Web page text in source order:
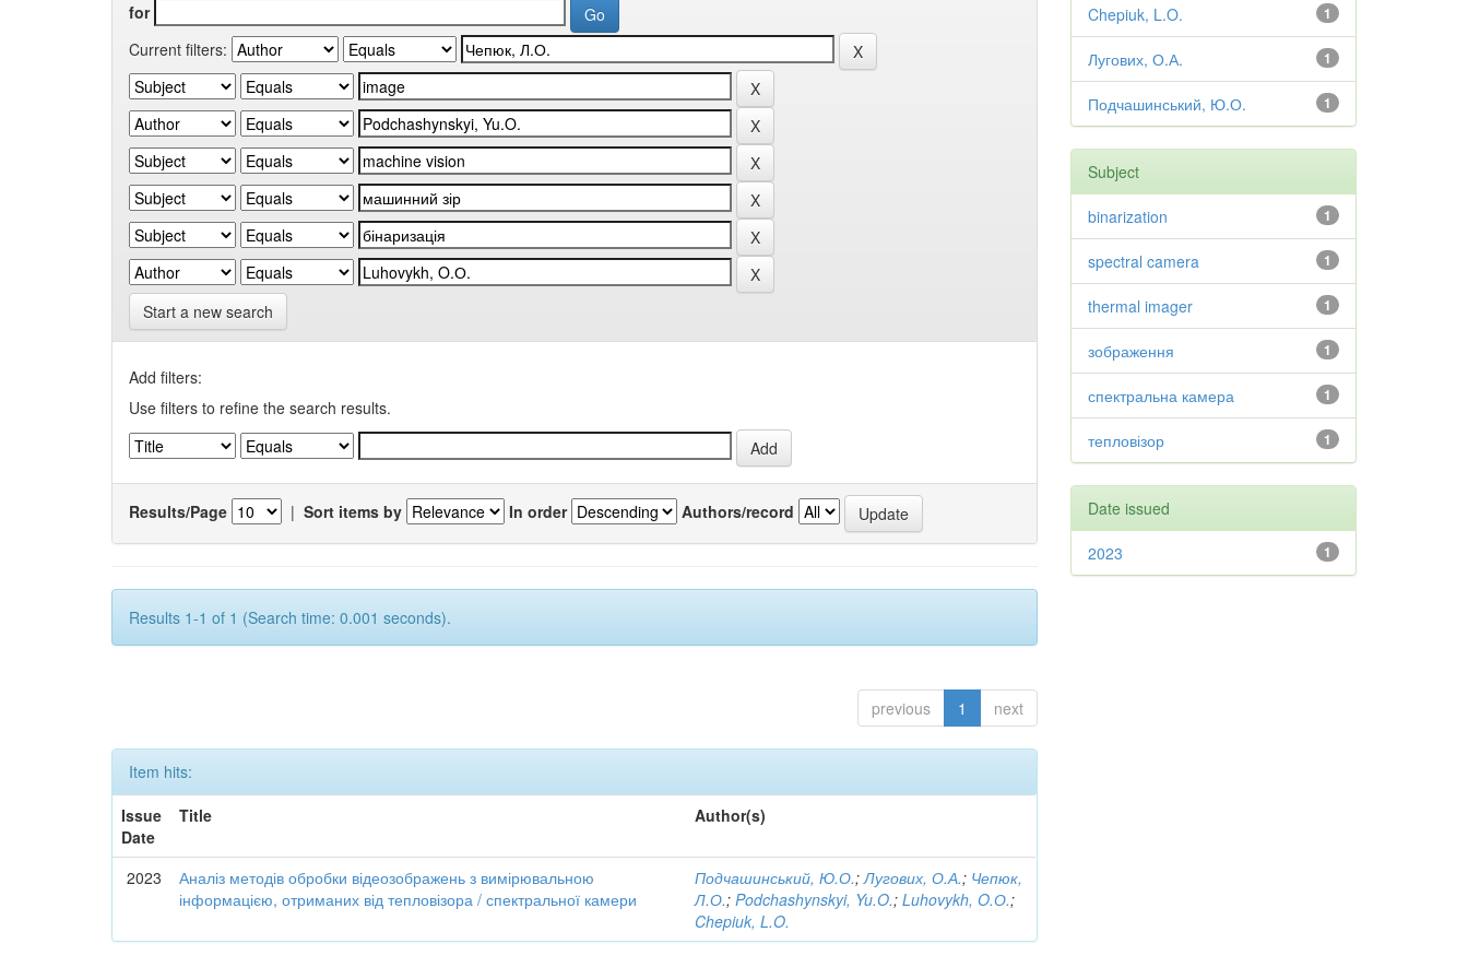
for
Current filters:
Start a new search
Add filters:
Use filters to refine the search results.
Results/Page | Sort items by In order Authors/record
Results 1-1 of 1 (Search time: 0.001 seconds).
previous 1 next
Item hits:
Issue
Date
Title Author(s)
2023
Аналіз методів обробки відеозображень з вимірювальною
інформацією, отриманих від тепловізора / спектральної камери
Подчашинський, Ю.О.;Лугових, О.А.; Чепюк,
Л.О.;Podchashynskyi, Yu.O.;Luhovykh, O.О.;
Chepiuk, L.O.
1
Chepiuk, L.O.
1
Лугових, О.А.
1
Подчашинський, Ю.О.
Subject
1
binarization
1
spectral camera
1
thermal imager
1
зображення
1
спектральна камера
1
тепловізор
Date issued
1
2023